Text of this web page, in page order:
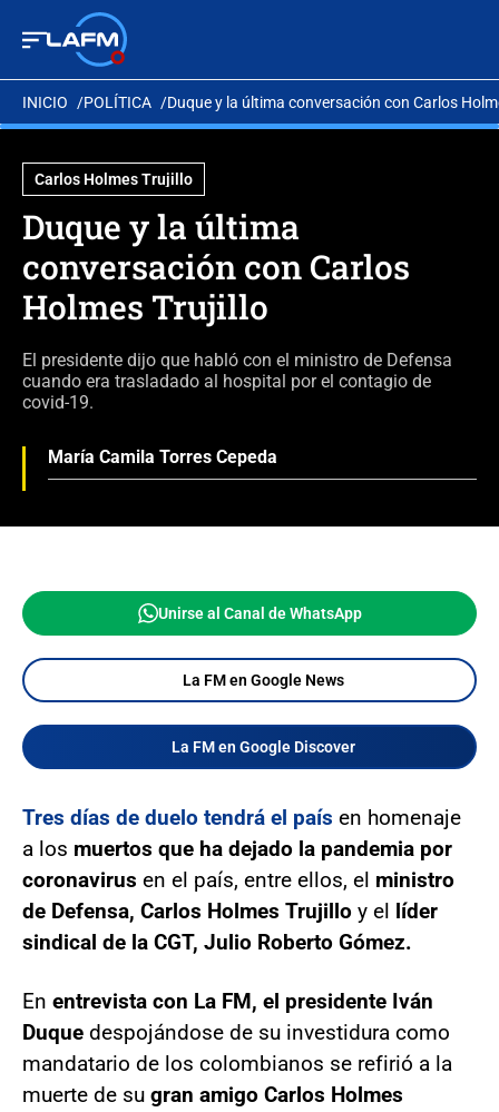
INICIO POLÍTICA Duque y la última conversación con Carlos
Carlos Holmes Trujillo
Duque y la última
conversación con Carlos
Holmes Trujillo
El presidente dijo que habló con el ministro de Defensa
cuando era trasladado al hospital por el contagio de
covid-19.
María Camila Torres Cepeda
Unirse al Canal de WhatsApp
La FM en Google News
La FM en Google Discover
Tres días de duelo tendrá el país en homenaje
a los muertos que ha dejado la pandemia por
coronavirus en el país, entre ellos, el ministro
de Defensa, Carlos Holmes Trujillo y el líder
sindical de la CGT, Julio Roberto Gómez.
En entrevista con La FM, el presidente Iván
Duque despojándose de su investidura como
mandatario de los colombianos se refirió a la
muerte de su gran amigo Carlos Holmes